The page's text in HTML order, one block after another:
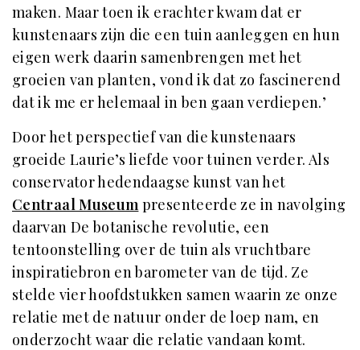
maken. Maar toen ik erachter kwam dat er
kunstenaars zijn die een tuin aanleggen en hun
eigen werk daarin samenbrengen met het
groeien van planten, vond ik dat zo fascinerend
dat ik me er helemaal in ben gaan verdiepen.’
Door het perspectief van die kunstenaars
groeide Laurie’s liefde voor tuinen verder. Als
conservator hedendaagse kunst van het
Centraal Museum presenteerde ze in navolging
daarvan De botanische revolutie, een
tentoonstelling over de tuin als vruchtbare
inspiratiebron en barometer van de tijd. Ze
stelde vier hoofdstukken samen waarin ze onze
relatie met de natuur onder de loep nam, en
onderzocht waar die relatie vandaan komt.